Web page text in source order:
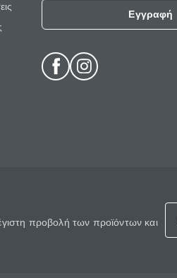
Εγγραφή
προβολή των προϊόντων και